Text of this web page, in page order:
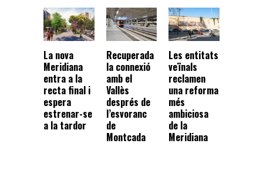
La nova
Meridiana
entra a la
recta final i
espera
estrenar-se
a la tardor
Recuperada
la connexió
amb el
Vallès
després de
l’esvoranc
de
Montcada
Les entitats
veïnals
reclamen
una reforma
més
ambiciosa
de la
Meridiana